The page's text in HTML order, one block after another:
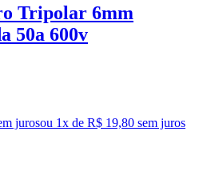
Tripolar 6mm
50a 600v
jurosou 1x de R$ 19,80 sem juros